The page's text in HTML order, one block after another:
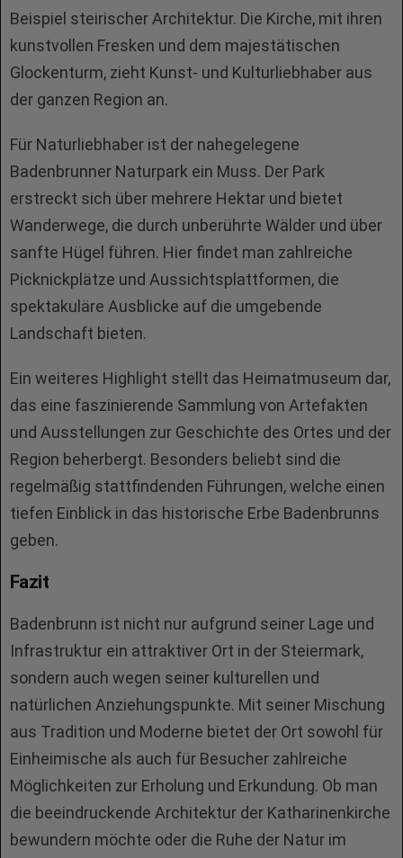
Beispiel steirischer Architektur. Die Kirche, mit ihren
kunstvollen Fresken und dem majestätischen
Glockenturm, zieht Kunst- und Kulturliebhaber aus
der ganzen Region an.
Für Naturliebhaber ist der nahegelegene
Badenbrunner Naturpark ein Muss. Der Park
erstreckt sich über mehrere Hektar und bietet
Wanderwege, die durch unberührte Wälder und über
sanfte Hügel führen. Hier findet man zahlreiche
Picknickplätze und Aussichtsplattformen, die
spektakuläre Ausblicke auf die umgebende
Landschaft bieten.
Ein weiteres Highlight stellt das Heimatmuseum dar,
das eine faszinierende Sammlung von Artefakten
und Ausstellungen zur Geschichte des Ortes und der
Region beherbergt. Besonders beliebt sind die
regelmäßig stattfindenden Führungen, welche einen
tiefen Einblick in das historische Erbe Badenbrunns
geben.
Fazit
Badenbrunn ist nicht nur aufgrund seiner Lage und
Infrastruktur ein attraktiver Ort in der Steiermark,
sondern auch wegen seiner kulturellen und
natürlichen Anziehungspunkte. Mit seiner Mischung
aus Tradition und Moderne bietet der Ort sowohl für
Einheimische als auch für Besucher zahlreiche
Möglichkeiten zur Erholung und Erkundung. Ob man
die beeindruckende Architektur der Katharinenkirche
bewundern möchte oder die Ruhe der Natur im